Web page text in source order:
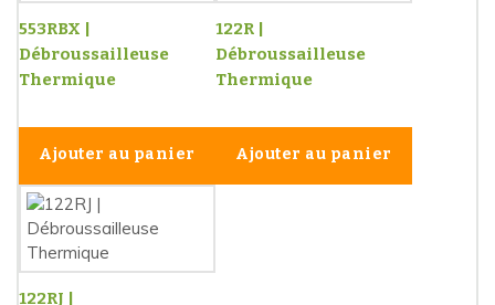
553RBX |
Débroussailleuse
Thermique
Ajouter au panier
122R |
Débroussailleuse
Thermique
Ajouter au panier
122RJ |